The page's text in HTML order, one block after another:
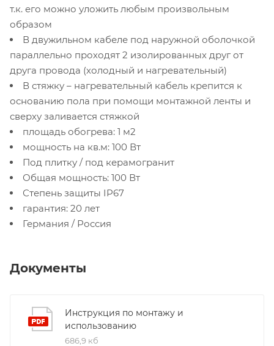
т.к. его можно уложить любым произвольным
образом
В двужильном кабеле под наружной оболочкой
параллельно проходят 2 изолированных друг от
друга провода (холодный и нагревательный)
В стяжку – нагревательный кабель крепится к
основанию пола при помощи монтажной ленты и
сверху заливается стяжкой
площадь обогрева: 1 м2
мощность на кв.м: 100 Вт
Под плитку / под керамогранит
Общая мощность: 100 Вт
Степень защиты IP67
гарантия: 20 лет
Германия / Россия
Документы
Инструкция по монтажу и
использованию
686,9 кб